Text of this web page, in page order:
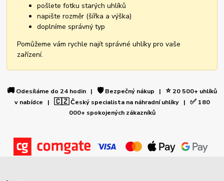
pošlete fotku starých uhlíků
napište rozměr (šířka a výška)
doplníme správný typ
Pomůžeme vám rychle najít správné uhlíky pro vaše
zařízení.
🚚 Odesíláme do 24 hodin | 🛡️Bezpečný nákup | ⭐20 500+ uhlíků
v nabídce | 🇨🇿Český specialista na náhradní uhlíky | ✅180
000+ spokojených zákazníků